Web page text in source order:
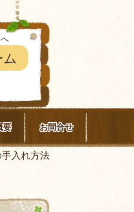
ム
要 お問合せ
入れ方法